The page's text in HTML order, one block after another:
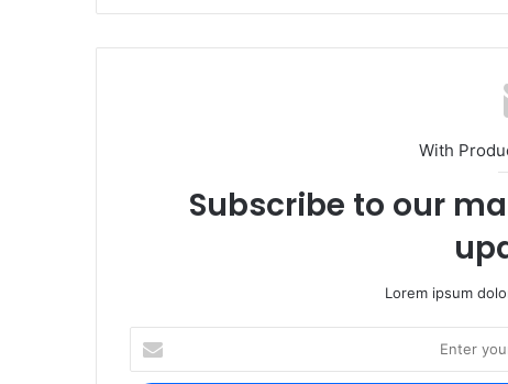
With
Subscribe to our
Lorem ipsum